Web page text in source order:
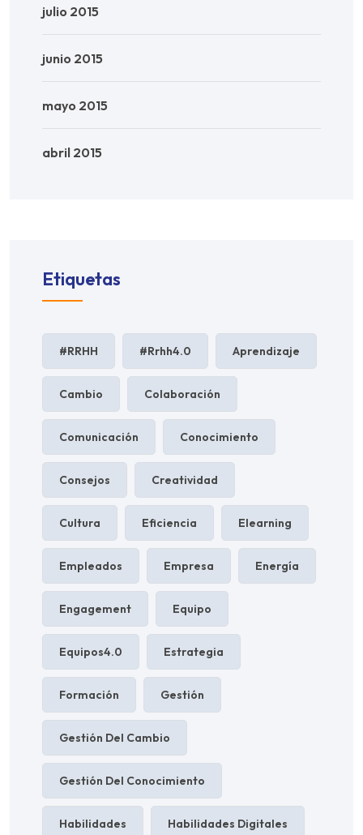
julio 2015
junio 2015
mayo 2015
abril 2015
Etiquetas
#RRHH #rrhh4.0 Aprendizaje
Cambio Colaboración
Comunicación Conocimiento
Consejos Creatividad
Cultura Eficiencia Elearning
Empleados Empresa Energía
Engagement Equipo
Equipos4.0 Estrategia
Formación Gestión
Gestión Del Cambio
Gestión Del Conocimiento
Habilidades Habilidades Digitales